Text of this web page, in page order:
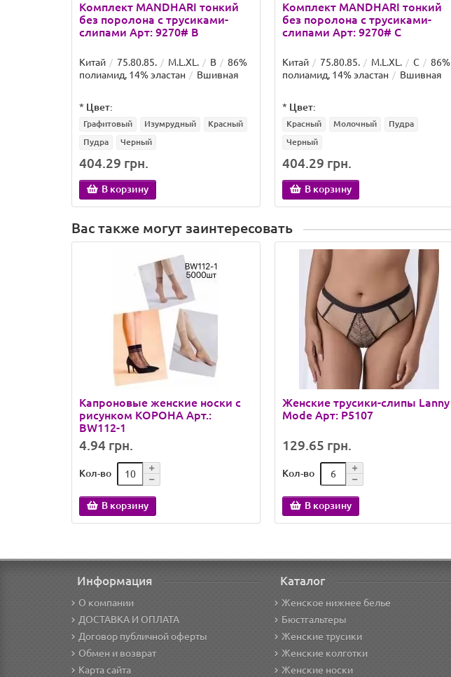
Комплект MANDHARI тонкий
без поролона с трусиками-
слипами Арт: 9270# B
Китай 75.80.85. M.L.XL. B
86%
полиамид, 14% эластан
Вшивная
* Цвет:
Графитовый Изумрудный
Красный
Пудра
Черный
404.29 грн.
В корзину
Комплект MANDHARI тонкий
без поролона с трусиками-
слипами Арт: 9270# C
Китай 75.80.85. M.L.XL. C
86%
полиамид, 14% эластан
Вшивная
* Цвет:
Красный Молочный
Пудра
Черный
404.29 грн.
В корзину
Вас также могут заинтересовать
Капроновые женские носки с
рисунком КОРОНА Арт.:
BW112-1
4.94 грн.
Кол-во
В корзину
Женские трусики-слипы Lanny
Mode Арт: P5107
129.65 грн.
Кол-во
В корзину
Информация
О компании
ДОСТАВКА И ОПЛАТА
Договор публичной оферты
Обмен и возврат
Карта сайта
Каталог
Женское нижнее белье
Бюстгальтеры
Женские трусики
Женские колготки
Женские носки